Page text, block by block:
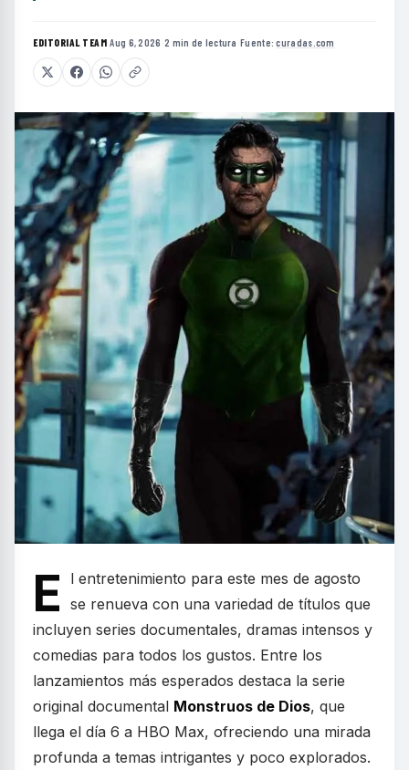
EDITORIAL TEAM·Aug 6, 2026 ·2 min de lectura ·Fuente:curadas.com
E
l entretenimiento para este mes de agosto
se renueva con una variedad de títulos que
incluyen series documentales, dramas intensos y
comedias para todos los gustos. Entre los
lanzamientos más esperados destaca la serie
original documental Monstruos de Dios, que
llega el día 6 a HBO Max, ofreciendo una mirada
profunda a temas intrigantes y poco explorados.